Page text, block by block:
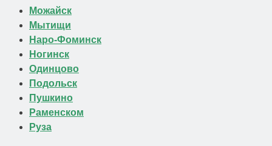
Можайск
Мытищи
Наро-Фоминск
Ногинск
Одинцово
Подольск
Пушкино
Раменском
Руза